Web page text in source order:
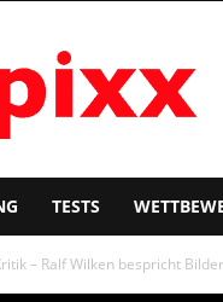
TESTS
– Ralf Wilken bespricht